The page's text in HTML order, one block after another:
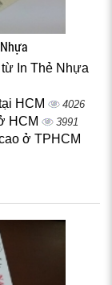
In Thẻ Nhựa
HCM 4026
HCM 3991
ở TPHCM